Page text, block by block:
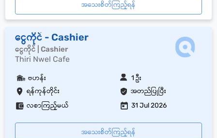
အသေးစိတ်ကြည့်ရန်
ငွေကိုင် - Cashier
ငွေကိုင် | Cashier
Thiri Nwel Cafe
ရန်ကုန်တိုင်း အတည်ပြုပြီး
ဗဟန်း 1 ဦး
လစာကြည့်မယ် 31 Jul 2026
အသေးစိတ်ကြည့်ရန်